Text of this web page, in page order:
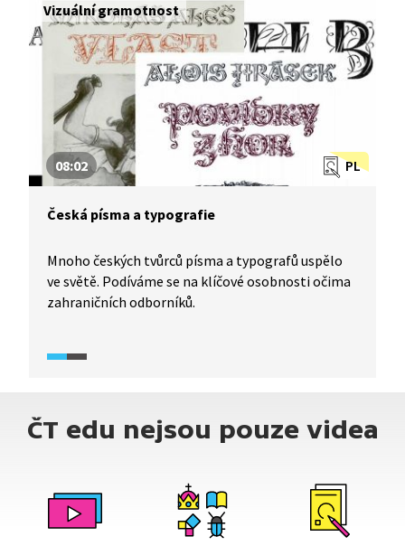
Vizuální gramotnost
PL
08:02
Česká písma a typografie
Mnoho českých tvůrců písma a typografů uspělo
ve světě. Podíváme se na klíčové osobnosti očima
zahraničních odborníků.
ČT edu nejsou pouze videa